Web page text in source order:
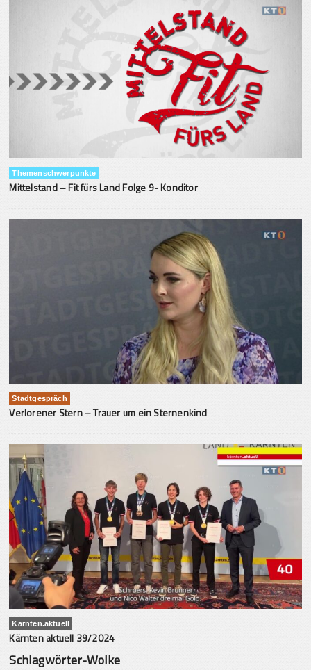
Themenschwerpunkte
Mittelstand – Fit fürs Land Folge 9- Konditor
Stadtgespräch
Verlorener Stern – Trauer um ein Sternenkind
Kärnten.aktuell
Kärnten aktuell 39/2024
Schlagwörter-Wolke